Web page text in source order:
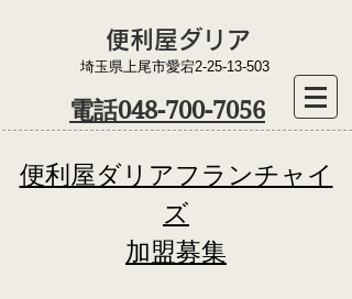
​便利屋ダリア
​埼玉県上尾市愛宕2-25-13-503
​電話048-700-7056
便利屋ダリアフランチャイ
ズ
​加盟募集